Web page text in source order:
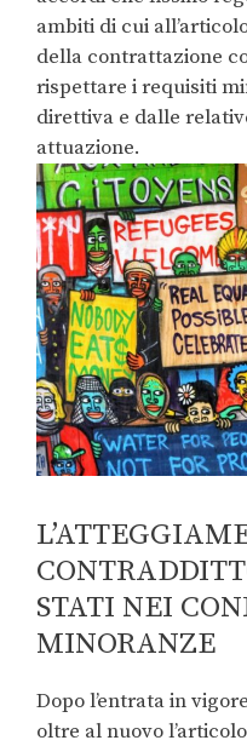
ambiti di cui
della contrattazione
rispettare i requisiti
direttiva e dalle
attuazione.
STATI NEI
MINORANZE
Dopo l’entrata in
oltre al nuovo